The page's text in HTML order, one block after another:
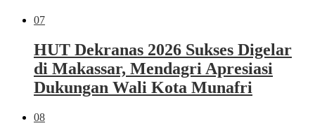
07
HUT Dekranas 2026 Sukses Digelar
di Makassar, Mendagri Apresiasi
Dukungan Wali Kota Munafri
08